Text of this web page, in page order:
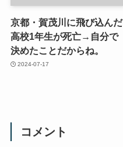
京都・賀茂川に飛び込んだ
高校1年生が死亡→自分で
決めたことだからね。
2024-07-17
コメント